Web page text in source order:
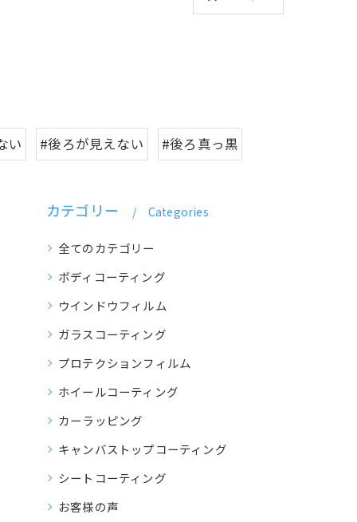
い #後ろが見えない #後ろ真っ黒
カテゴリー Categories
全てのカテゴリー
ボディコーティング
ウインドウフィルム
ガラスコーティング
プロテクションフィルム
ホイールコーティング
カーラッピング
キャンバストップコーティング
シートコーティング
お客様の声